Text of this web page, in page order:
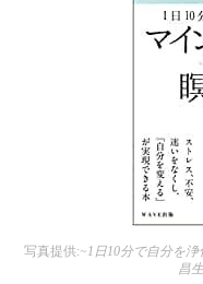
写真提供:~1日10分で自分を
昌